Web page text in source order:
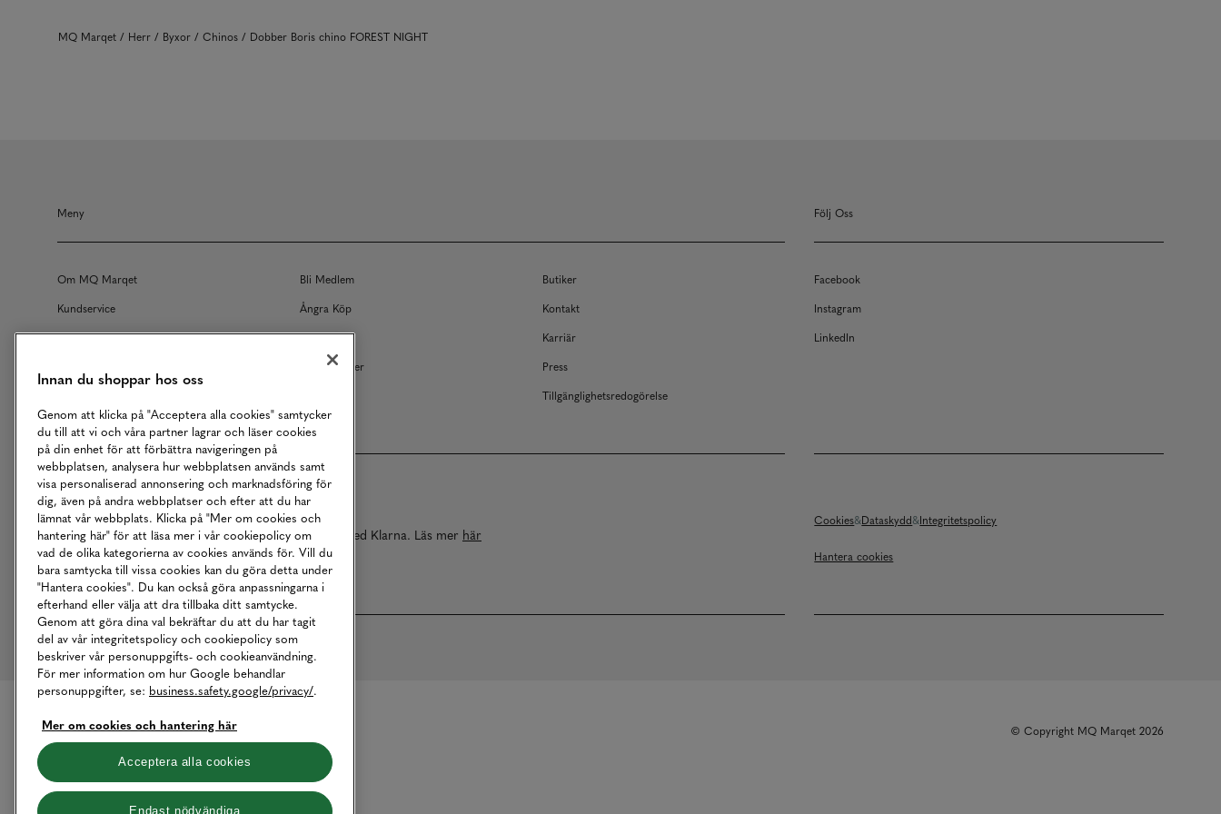
MQ Marqet Herr Byxor Chinos Dobber Boris chino FOREST NIGHT
Meny
Om MQ Marqet Bli Medlem
Butiker
Kundservice
Ångra Köp
Kontakt
Returer
Köpvillkor
Karriär
Våra Tjänster
Press
Tillgänglighetsredogörelse
Följ Oss
Facebook
Instagram
LinkedIn
Betalningar online sköts i samarbete med Klarna. Läs mer här
Cookies Dataskydd Integritetspolicy
Hantera cookies
© Copyright MQ Marqet 2026
Innan du shoppar hos oss
Genom att klicka på "Acceptera alla cookies" samtycker
du till att vi och våra partner lagrar och läser cookies
på din enhet för att förbättra navigeringen på
webbplatsen, analysera hur webbplatsen används samt
visa personaliserad annonsering och marknadsföring för
dig, även på andra webbplatser och efter att du har
lämnat vår webbplats. Klicka på "Mer om cookies och
hantering här" för att läsa mer i vår cookiepolicy om
vad de olika kategorierna av cookies används för. Vill du
bara samtycka till vissa cookies kan du göra detta under
"Hantera cookies". Du kan också göra anpassningarna i
efterhand eller välja att dra tillbaka ditt samtycke.
Genom att göra dina val bekräftar du att du har tagit
del av vår integritetspolicy och cookiepolicy som
beskriver vår personuppgifts- och cookieanvändning.
För mer information om hur Google behandlar
personuppgifter, se: business.safety.google/privacy/.
Mer om cookies och hantering här
Acceptera alla cookies
Endast nödvändiga